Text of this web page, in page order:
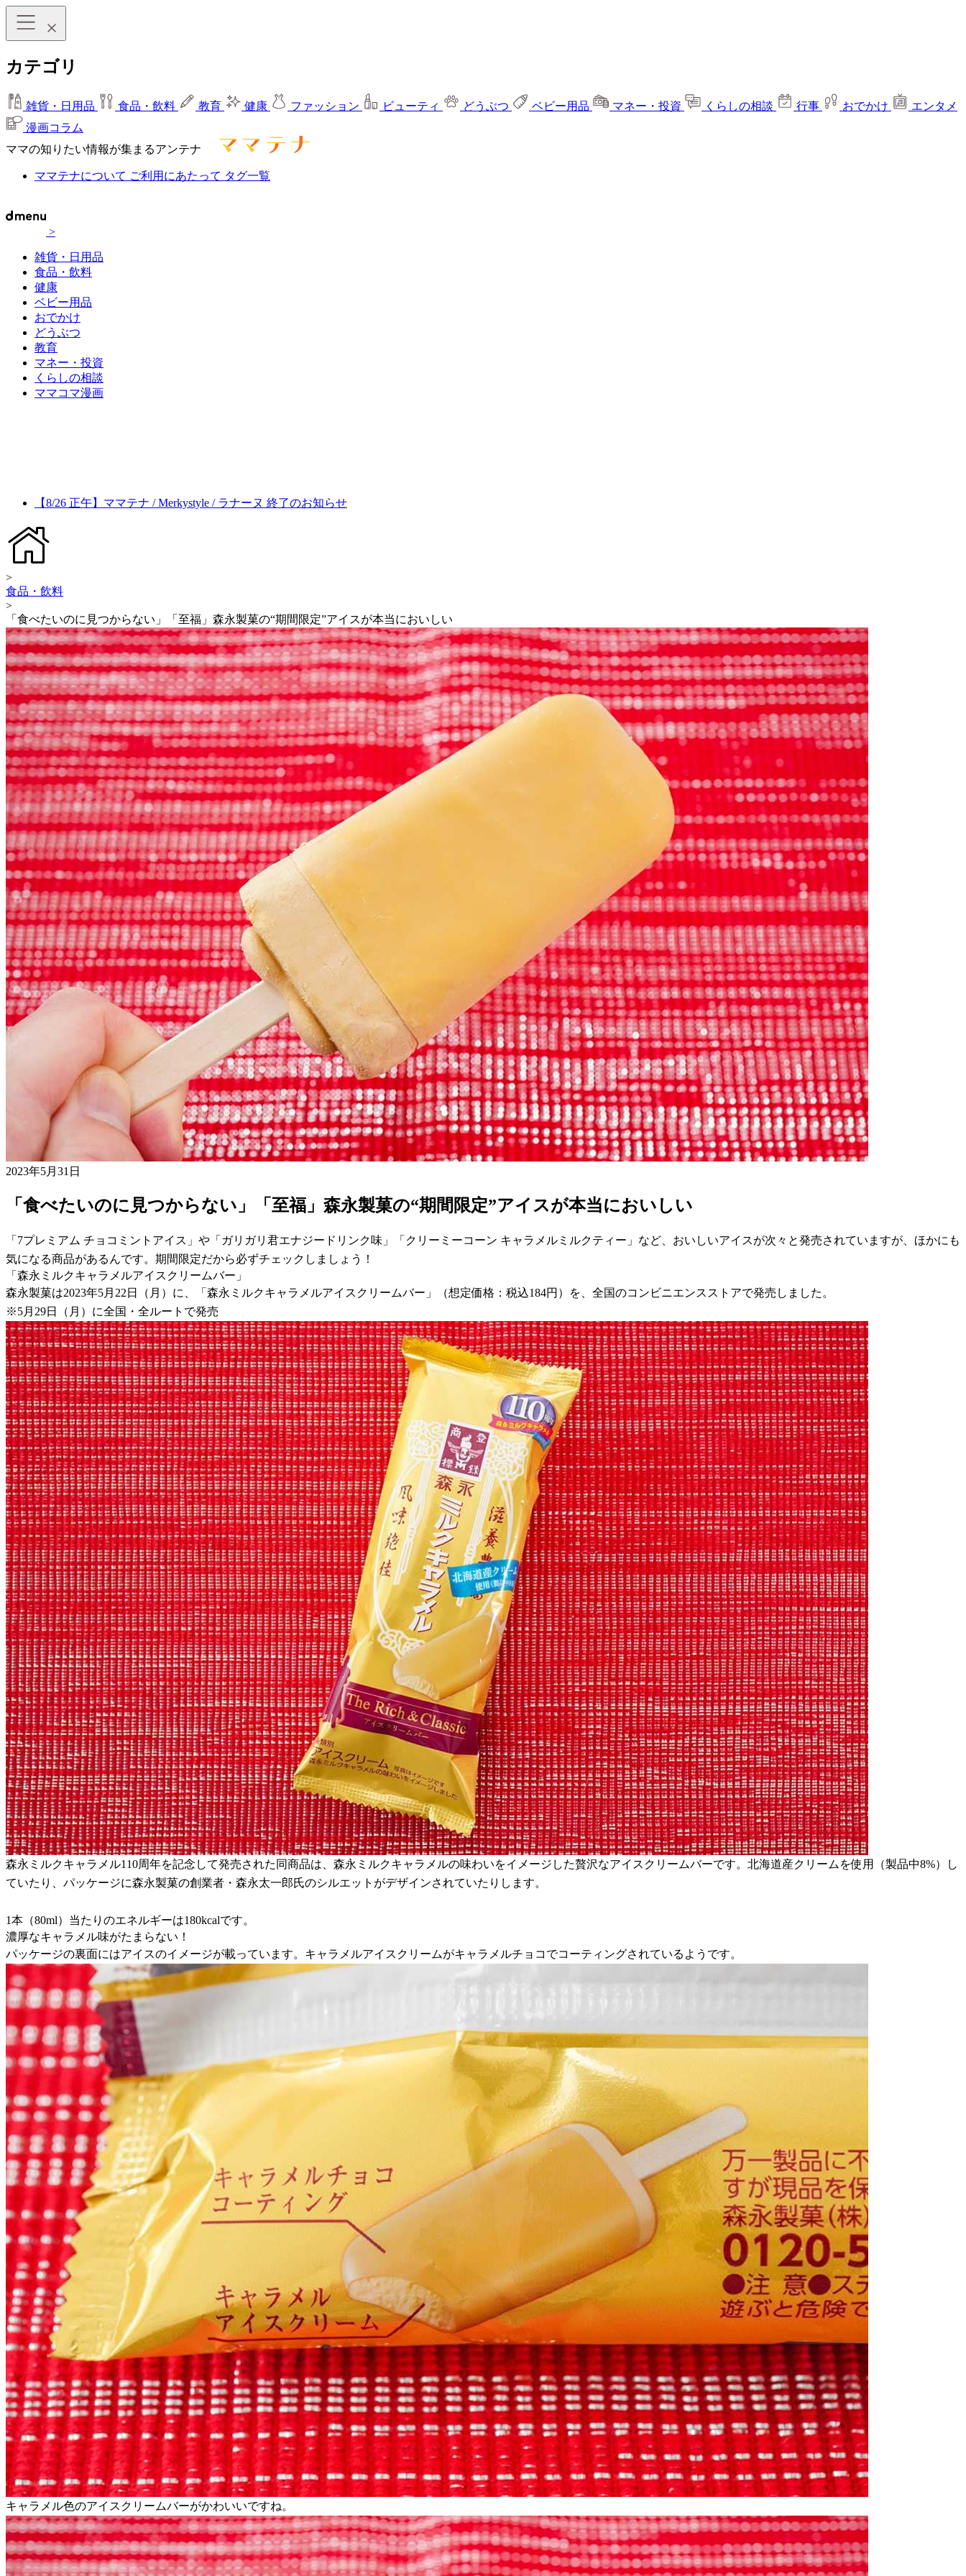
カテゴリ
雑貨・日用品 食品・飲料 教育 健康 ファッション ビューティ どうぶつ ベビー用品 マネー・投資 くらしの相談 行事 おでかけ
エンタメ
漫画コラム
ママの知りたい情報が集まるアンテナ
ママテナについて ご利用にあたって タグ一覧
>
雑貨・日用品
食品・飲料
健康
ベビー用品
おでかけ
どうぶつ
教育
マネー・投資
くらしの相談
ママコマ漫画
【8/26 正午】ママテナ / Merkystyle / ラナーヌ 終了のお知らせ
>
食品・飲料
>
「食べたいのに見つからない」「至福」森永製菓の“期間限定”アイスが本当においしい
2023年5月31日
「食べたいのに見つからない」「至福」森永製菓の“期間限定”アイスが本当においしい
「7プレミアム チョコミントアイス」や「ガリガリ君エナジードリンク味」「クリーミーコーン キャラメルミルクティー」など、おいしいアイスが次々と発売されていますが、ほかにも
気になる商品があるんです。期間限定だから必ずチェックしましょう！
「森永ミルクキャラメルアイスクリームバー」
森永製菓は2023年5月22日（月）に、「森永ミルクキャラメルアイスクリームバー」（想定価格：税込184円）を、全国のコンビニエンスストアで発売しました。
※5月29日（月）に全国・全ルートで発売
森永ミルクキャラメル110周年を記念して発売された同商品は、森永ミルクキャラメルの味わいをイメージした贅沢なアイスクリームバーです。北海道産クリームを使用（製品中8%）し
ていたり、パッケージに森永製菓の創業者・森永太一郎氏のシルエットがデザインされていたりします。
1本（80ml）当たりのエネルギーは180kcalです。
濃厚なキャラメル味がたまらない！
パッケージの裏面にはアイスのイメージが載っています。キャラメルアイスクリームがキャラメルチョコでコーティングされているようです。
キャラメル色のアイスクリームバーがかわいいですね。